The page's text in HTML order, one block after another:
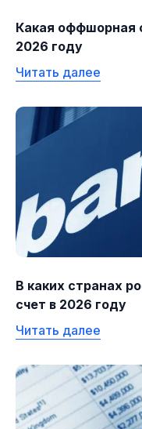
Какая оффшорная
2026 году
Читать далее
В каких странах
счет в 2026 году
Читать далее